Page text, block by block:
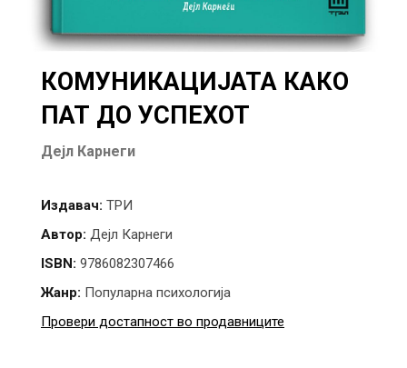
КОМУНИКАЦИЈАТА КАКО
ПАТ ДО УСПЕХОТ
Дејл Карнеги
Издавач: ТРИ
Автор: Дејл Карнеги
ISBN: 9786082307466
Жанр: Популарна психологија
Провери достапност во продавниците